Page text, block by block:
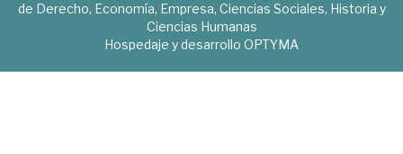
de Derecho, Economía, Empresa, Ciencias Sociales, Historia y
Ciencias Humanas
Hospedaje y desarrollo OPTYMA